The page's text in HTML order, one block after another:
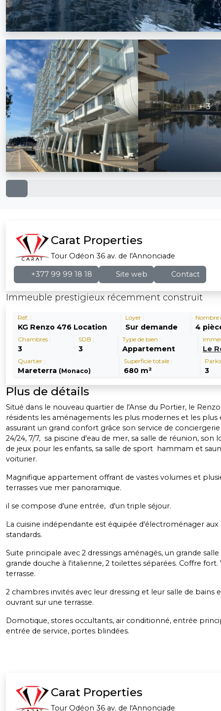
+ 3
Carat Properties
Tour Odéon 36 av. de l'Annonciade
+377 99 99 18 18 Site web Contact
Immeuble prestigieux récemment construit
Réf. :
KG Renzo 476 Location
Loyer :
Sur demande
Nombre
4
Chambres :
3
SDB :
3
Type de bien :
Appartement Le
Quartier :
Mareterra (Monaco)
Superficie totale :
680 m² 3
Plus de détails
Situé dans le nouveau quartier de l'Anse du Portier, le
résidents les aménagements les plus modernes et les
assurant un grand confort grâce son service de
24/24, 7/7, sa piscine d'eau de mer, sa salle de réunion, son
de jeux pour les enfants, sa salle de sport hammam et
voiturier.
Magnifique appartement offrant de vastes volumes et
terrasses vue mer panoramique.
il se compose d'une entrée, d'un triple séjour.
La cuisine indépendante est équipée d'électroménager aux
standards.
Suite principale avec 2 dressings aménagés, un grande
grande douche à l'italienne, 2 toilettes séparées. Coffre fort.
terrasse.
2 chambres invités avec leur dressing et leur salle de bains
ouvrant sur une terrasse.
Domotique, stores occultants, air conditionné, entrée
entrée de service, portes blindées.
Carat Properties
Tour Odéon 36 av. de l'Annonciade